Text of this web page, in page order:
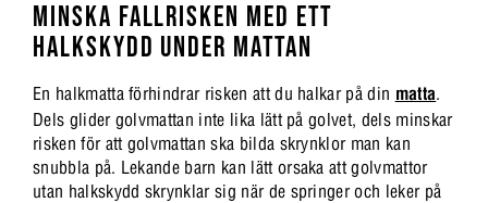
MINSKA FALLRISKEN MED ETT
HALKSKYDD UNDER MATTAN
En halkmatta förhindrar risken att du halkar på din matta.
Dels glider golvmattan inte lika lätt på golvet, dels minskar
risken för att golvmattan ska bilda skrynklor man kan
snubbla på. Lekande barn kan lätt orsaka att golvmattor
utan halkskydd skrynklar sig när de springer och leker på